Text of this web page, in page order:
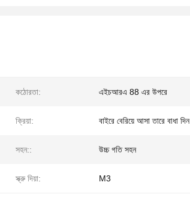
কঠোরতা: এইচআরএ 88 এর উপরে
ক্রিয়া: বাইরে বেরিয়ে আসা তারে বাধা দিন
সহন:: উচ্চ গতি সহন
স্ক্রু দিয়া: M3